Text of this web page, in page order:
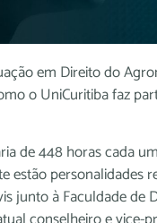
em Direito do
o UniCuritiba faz
de 448 horas cada
personalidades
junto à Faculdade de